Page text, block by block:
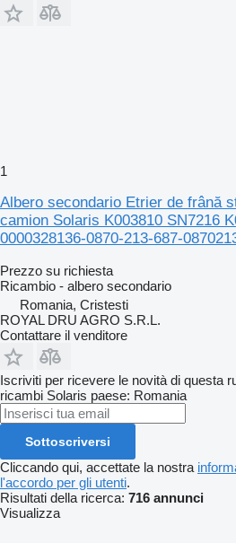
1
Albero secondario Etrier de frână
camion Solaris K003810 SN7216
0000328136-0870-213-687-
Prezzo su richiesta
Ricambio - albero secondario
Romania, Cristesti
ROYAL DRU AGRO S.R.L.
Contattare il venditore
Iscriviti per ricevere le novità di questa
ricambi Solaris paese: Romania
Sottoscriversi
Cliccando qui, accettate la nostra
l'accordo per gli utenti.
Risultati della ricerca: 716 annunci
Visualizza